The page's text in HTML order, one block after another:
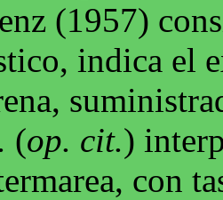
(1957)
indica el
(op. cit.)
con